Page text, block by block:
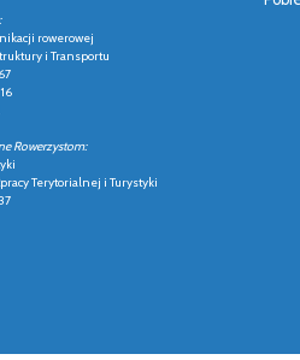
rowerowej
i Transportu
Rowerzystom:
Terytorialnej i Turystyki